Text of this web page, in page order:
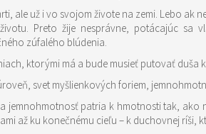
ale už i vo svojom živote na zemi. Lebo
Preto žije nesprávne, potácajúc
zúfalého blúdenia.
ktorými má a bude musieť putovať duša
svet myšlienkových foriem,
jemnohmotnosť patria k hmotnosti tak,
až ku konečnému cieľu – k duchovnej ríši,